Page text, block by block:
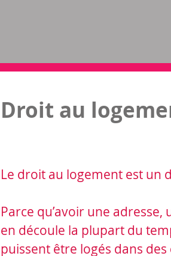
Droit au
Le droit au logement est un
Parce qu’avoir une
en découle la plupart du
puissent être logés dans